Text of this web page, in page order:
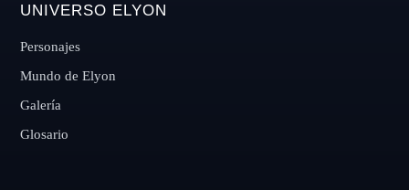
UNIVERSO ELYON
Personajes
Mundo de Elyon
Galería
Glosario